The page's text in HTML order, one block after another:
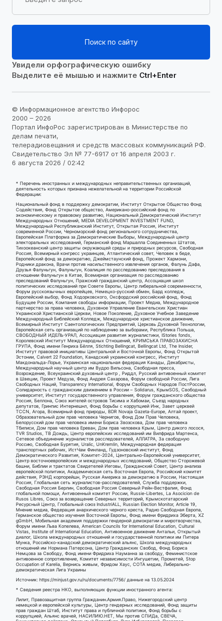
Поиск по сайту
Увидели орфографическую ошибку
Выделите её мышью и нажмите Ctrl+Enter
© Информационное агентство Инфорос
2000 – 2026
Портал ИнфоРос зарегистрирован в Министерстве по
делам печати,
телерадиовещания и средств массовых коммуникаций РФ.
Свидетельство Эл № 77-6917 от 16 апреля 2003 г.
6 августа 2026 / 02:42